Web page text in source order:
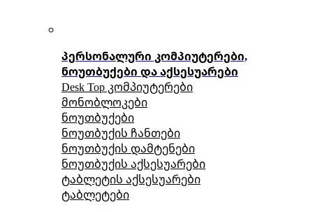
პერსონალური კომპიუტერები,
ნოუთბუქები და აქსესუარები
Desk Top კომპიუტერები
მონობლოკები
ნოუთბუქები
ნოუთბუქის ჩანთები
ნოუთბუქის დამტენები
ნოუთბუქის აქსესუარები
ტაბლეტის აქსესუარები
ტაბლეტები